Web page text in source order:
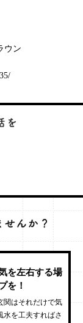
ウン
を左右する場
を！
関はそれだけで気
水を工夫すればさ